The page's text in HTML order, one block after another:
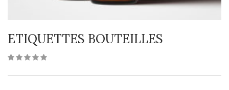
ETIQUETTES BOUTEILLES